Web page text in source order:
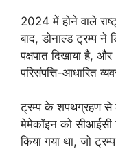
2024 में होने वाले
बाद, डोनाल्ड ट्रम्प ने
पक्षपात दिखाया है,
परिसंपत्ति-आधारित
ट्रम्प के शपथग्रहण से
मेमेकॉइन को सीआईसी
किया गया था, जो